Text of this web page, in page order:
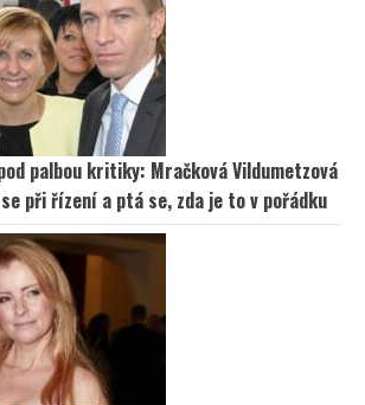
palbou kritiky: Mračková Vildumetzová
při řízení a ptá se, zda je to v pořádku